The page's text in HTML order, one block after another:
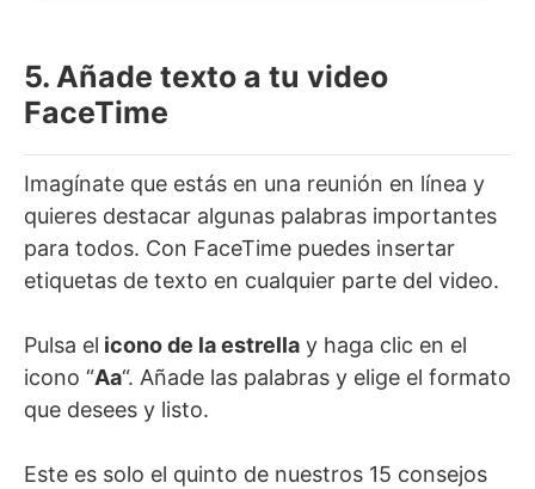
5. Añade texto a tu video
FaceTime
Imagínate que estás en una reunión en línea y
quieres destacar algunas palabras importantes
para todos. Con FaceTime puedes insertar
etiquetas de texto en cualquier parte del video.
Pulsa el icono de la estrella y haga clic en el
icono “Aa“. Añade las palabras y elige el formato
que desees y listo.
Este es solo el quinto de nuestros 15 consejos